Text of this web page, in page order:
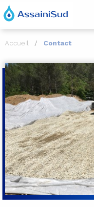
Accueil Contact